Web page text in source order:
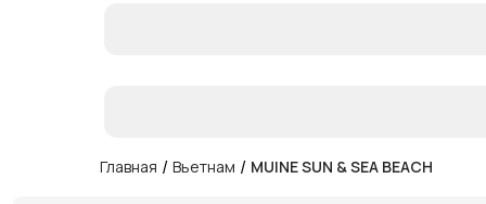
Главная / Вьетнам / MUINE SUN & SEA BEACH